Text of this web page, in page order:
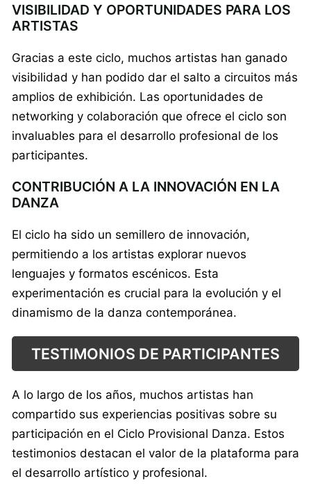
VISIBILIDAD Y OPORTUNIDADES PARA LOS
ARTISTAS
Gracias a este ciclo, muchos artistas han ganado
visibilidad y han podido dar el salto a circuitos más
amplios de exhibición. Las oportunidades de
networking y colaboración que ofrece el ciclo son
invaluables para el desarrollo profesional de los
participantes.
CONTRIBUCIÓN A LA INNOVACIÓN EN LA
DANZA
El ciclo ha sido un semillero de innovación,
permitiendo a los artistas explorar nuevos
lenguajes y formatos escénicos. Esta
experimentación es crucial para la evolución y el
dinamismo de la danza contemporánea.
TESTIMONIOS DE PARTICIPANTES
A lo largo de los años, muchos artistas han
compartido sus experiencias positivas sobre su
participación en el Ciclo Provisional Danza. Estos
testimonios destacan el valor de la plataforma para
el desarrollo artístico y profesional.